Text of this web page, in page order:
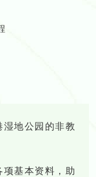
地公园的非教
基本资料，助